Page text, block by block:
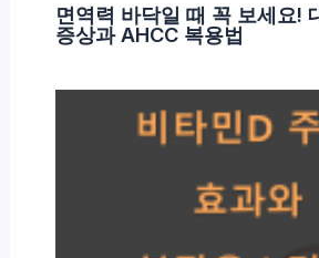
면역력 바닥일 때 꼭 보세요!
증상과 AHCC 복용법